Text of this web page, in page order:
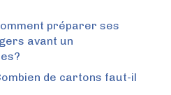
préparer ses
avant un
de cartons faut-il